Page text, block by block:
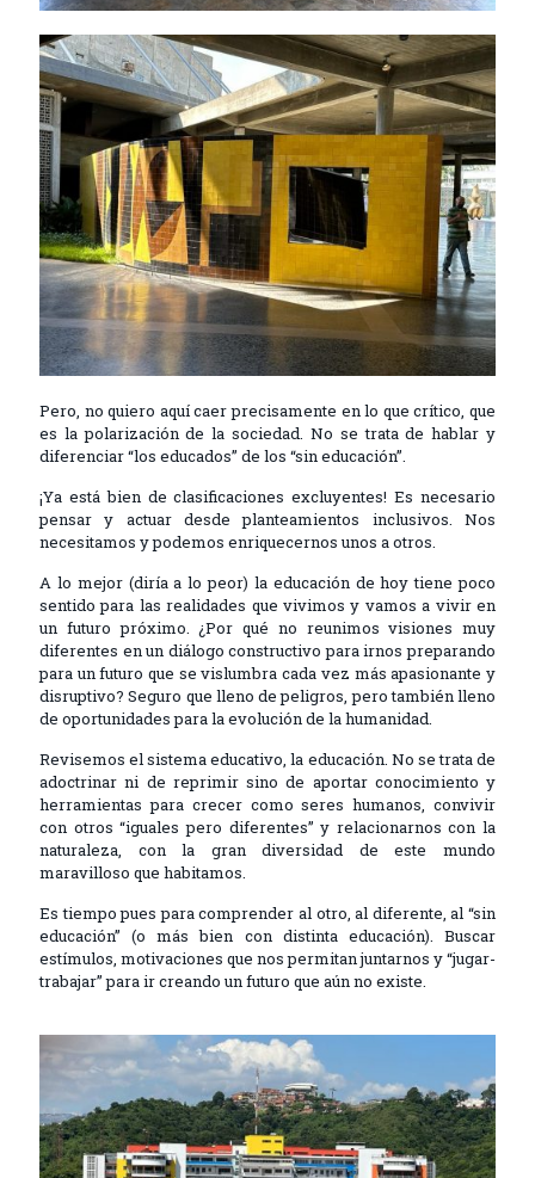
Pero, no quiero aquí caer precisamente en lo que crítico, que
es la polarización de la sociedad. No se trata de hablar y
diferenciar “los educados” de los “sin educación”.
¡Ya está bien de clasificaciones excluyentes! Es necesario
pensar y actuar desde planteamientos inclusivos. Nos
necesitamos y podemos enriquecernos unos a otros.
A lo mejor (diría a lo peor) la educación de hoy tiene poco
sentido para las realidades que vivimos y vamos a vivir en
un futuro próximo. ¿Por qué no reunimos visiones muy
diferentes en un diálogo constructivo para irnos preparando
para un futuro que se vislumbra cada vez más apasionante y
disruptivo? Seguro que lleno de peligros, pero también lleno
de oportunidades para la evolución de la humanidad.
Revisemos el sistema educativo, la educación. No se trata de
adoctrinar ni de reprimir sino de aportar conocimiento y
herramientas para crecer como seres humanos, convivir
con otros “iguales pero diferentes” y relacionarnos con la
naturaleza, con la gran diversidad de este mundo
maravilloso que habitamos.
Es tiempo pues para comprender al otro, al diferente, al “sin
educación” (o más bien con distinta educación). Buscar
estímulos, motivaciones que nos permitan juntarnos y “jugar-
trabajar” para ir creando un futuro que aún no existe.